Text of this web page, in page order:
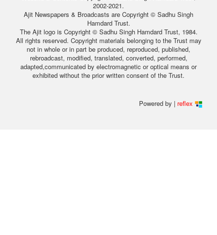
2002-2021.
Ajit Newspapers & Broadcasts are Copyright © Sadhu Singh
Hamdard Trust.
The Ajit logo is Copyright © Sadhu Singh Hamdard Trust, 1984.
All rights reserved. Copyright materials belonging to the Trust may
not in whole or in part be produced, reproduced, published,
rebroadcast, modified, translated, converted, performed,
adapted,communicated by electromagnetic or optical means or
exhibited without the prior written consent of the Trust.
Powered by | reflex